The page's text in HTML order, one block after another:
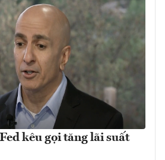
kêu gọi tăng lãi suất